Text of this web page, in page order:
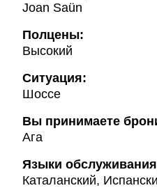
Joan Saün
Полцены:
Высокий
Ситуация:
Шоссе
Вы принимаете
Ага
Языки
Каталанский,